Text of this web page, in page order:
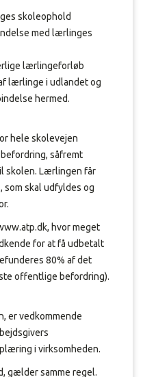
skoleophold
med lærlinges
lærlingeforløb
lærlinge i udlandet og
hermed.
hele skolevejen
såfremt
skolen. Lærlingen får
som skal udfyldes og
hvor meget
for at få udbetalt
80% af det
offentlige befordring).
er vedkommende
i virksomheden.
gælder samme regel.